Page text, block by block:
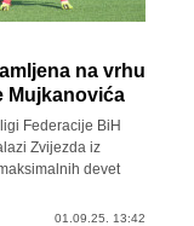
na vrhu
Mujkanovića
Federacije BiH
Zvijezda iz
devet
01.09.25. 13:42